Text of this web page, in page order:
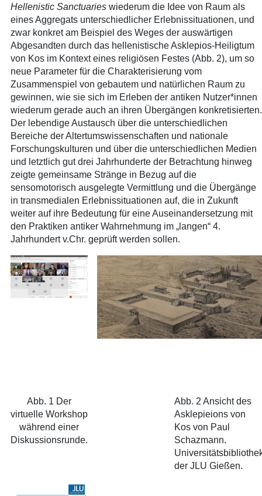
Hellenistic Sanctuarieswiederum die Idee von Raum als
eines Aggregats unterschiedlicher Erlebnissituationen, und
zwar konkret am Beispiel des Weges der auswärtigen
Abgesandten durch das hellenistische Asklepios-Heiligtum
von Kos im Kontext eines religiösen Festes (Abb. 2), um so
neue Parameter für die Charakterisierung vom
Zusammenspiel von gebautem und natürlichen Raum zu
gewinnen, wie sie sich im Erleben der antiken Nutzer*innen
wiederum gerade auch an ihren Übergängen konkretisierten.
Der lebendige Austausch über die unterschiedlichen
Bereiche der Altertumswissenschaften und nationale
Forschungskulturen und über die unterschiedlichen Medien
und letztlich gut drei Jahrhunderte der Betrachtung hinweg
zeigte gemeinsame Stränge in Bezug auf die
sensomotorisch ausgelegte Vermittlung und die Übergänge
in transmedialen Erlebnissituationen auf, die in Zukunft
weiter auf ihre Bedeutung für eine Auseinandersetzung mit
den Praktiken antiker Wahrnehmung im „langen“ 4.
Jahrhundert v.Chr. geprüft werden sollen.
Abb. 1 Der
virtuelle Workshop
während einer
Diskussionsrunde.
Abb. 2 Ansicht des
Asklepieions von
Kos von Paul
Schazmann.
der JLU Gießen.